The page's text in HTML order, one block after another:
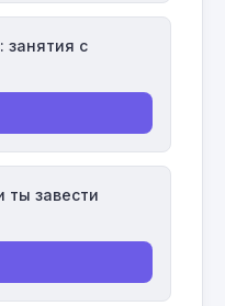
занятия с
ты завести